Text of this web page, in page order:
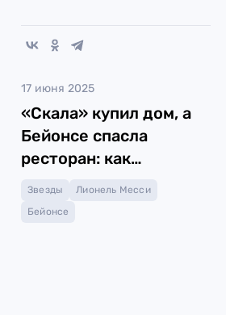
17 июня 2025
«Скала» купил дом, а
Бейонсе спасла
ресторан: как
помогают звёзды
Звезды
Лионель Месси
Бейонсе